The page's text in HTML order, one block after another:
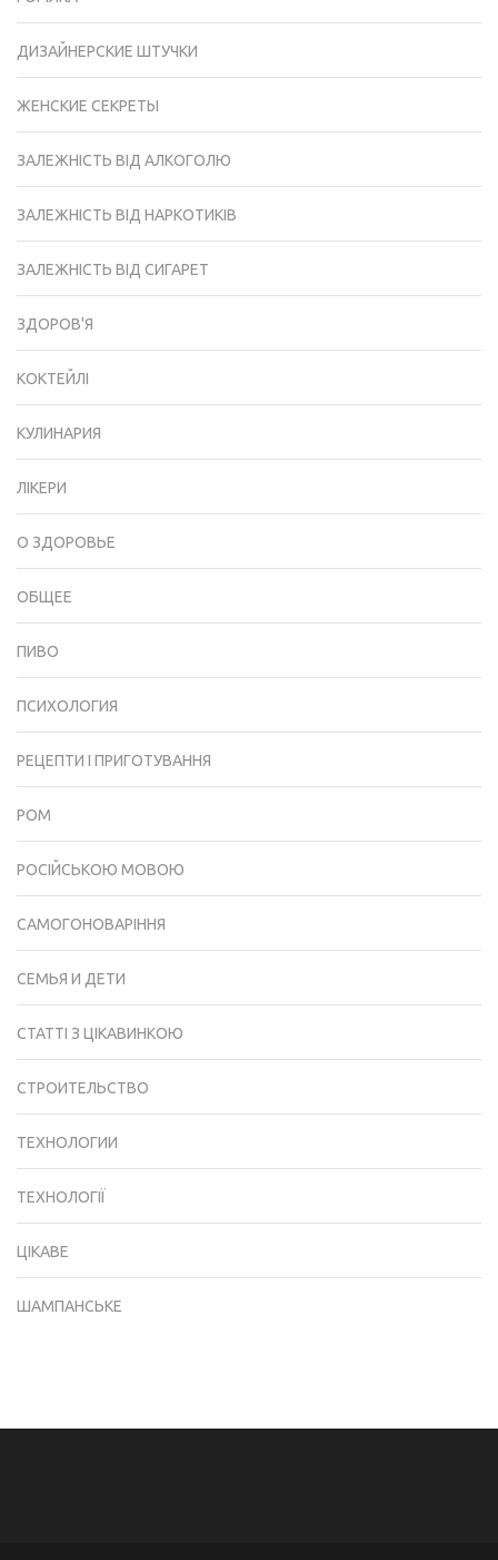
ДИЗАЙНЕРСКИЕ ШТУЧКИ
ЖЕНСКИЕ СЕКРЕТЫ
ЗАЛЕЖНІСТЬ ВІД АЛКОГОЛЮ
ЗАЛЕЖНІСТЬ ВІД НАРКОТИКІВ
ЗАЛЕЖНІСТЬ ВІД СИГАРЕТ
ЗДОРОВ'Я
КОКТЕЙЛІ
КУЛИНАРИЯ
ЛІКЕРИ
О ЗДОРОВЬЕ
ОБЩЕЕ
ПИВО
ПСИХОЛОГИЯ
РЕЦЕПТИ І ПРИГОТУВАННЯ
РОМ
РОСІЙСЬКОЮ МОВОЮ
САМОГОНОВАРІННЯ
СЕМЬЯ И ДЕТИ
СТАТТІ З ЦІКАВИНКОЮ
СТРОИТЕЛЬСТВО
ТЕХНОЛОГИИ
ТЕХНОЛОГІЇ
ЦІКАВЕ
ШАМПАНСЬКЕ